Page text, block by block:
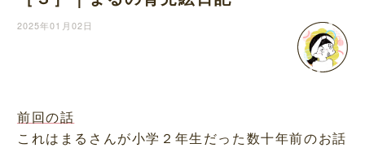
2025年01月02日
前回の話
これはまるさんが小学２年生だった数十年前のお話